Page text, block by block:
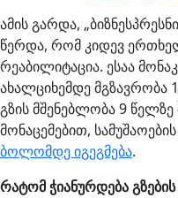
ამის გარდა,
წერდა, რომ კიდევ
რეაბილიტაცია. ესაა
ახალციხემდე მგზავრობა
გზის მშენებლობა 9
მონაცემებით,
ბოლომდე იგეგმება.
რატომჭიანურდებაგზების